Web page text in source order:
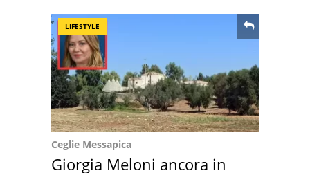
LIFESTYLE
Ceglie Messapica
Giorgia Meloni ancora in